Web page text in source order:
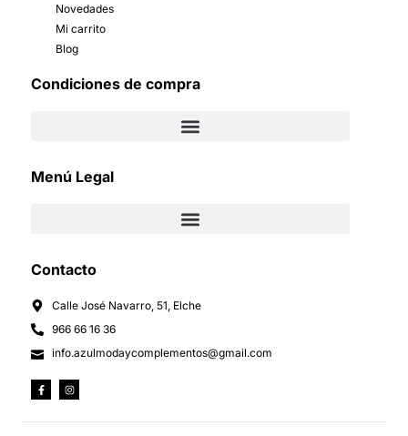
Novedades
Mi carrito
Blog
Condiciones de compra
Menú Legal
Contacto
Calle José Navarro, 51, Elche
966 66 16 36
info.azulmodaycomplementos@gmail.com